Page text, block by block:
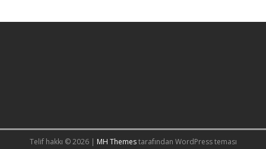
Telif hakkı © 2026 | MH Themestarafından WordPress teması